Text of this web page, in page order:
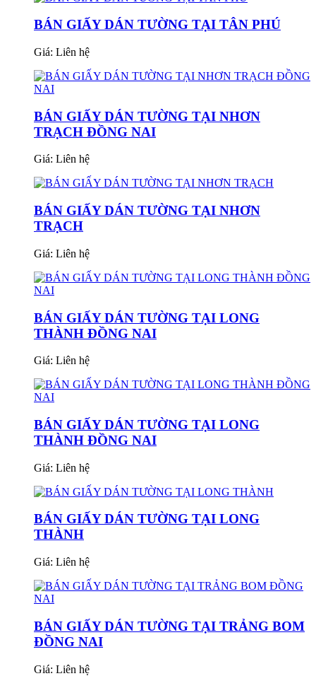
BÁN GIẤY DÁN TƯỜNG TẠI TÂN PHÚ
Giá: Liên hệ
BÁN GIẤY DÁN TƯỜNG TẠI NHƠN
TRẠCH ĐỒNG NAI
Giá: Liên hệ
BÁN GIẤY DÁN TƯỜNG TẠI NHƠN
TRẠCH
Giá: Liên hệ
BÁN GIẤY DÁN TƯỜNG TẠI LONG
THÀNH ĐỒNG NAI
Giá: Liên hệ
BÁN GIẤY DÁN TƯỜNG TẠI LONG
THÀNH ĐỒNG NAI
Giá: Liên hệ
BÁN GIẤY DÁN TƯỜNG TẠI LONG
THÀNH
Giá: Liên hệ
BÁN GIẤY DÁN TƯỜNG TẠI TRẢNG BOM
ĐỒNG NAI
Giá: Liên hệ